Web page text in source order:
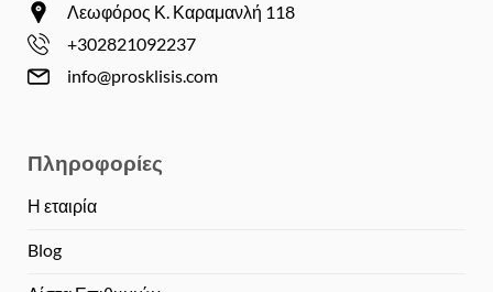
Λεωφόρος Κ. Καραμανλή 118
+302821092237
info@prosklisis.com
Πληροφορίες
Η εταιρία
Blog